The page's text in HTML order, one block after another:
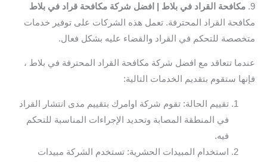
9. مكافحة القراد في بلاط | افضل شركة مكافحة قراد في بلاط
مكافحة القراد المحترفة. تعمل هذه الشركات على توفير خدمات
متخصصة للتحكم في القراد والقضاء عليه بشكل فعال.
عندما تتعاقد مع افضل شركة مكافحة القراد المحترفة في بلاط ،
فإنها ستقوم بتقديم الخدمات التالية:
تقييم الحالة: تقوم شركة اوامرك بتقييم مدى انتشار القراد
في المنطقة المصابة وتحديد الإجراءات المناسبة للتحكم
فيه.
استخدام المبيدات الحشرية: تستخدم الشركة مبيدات